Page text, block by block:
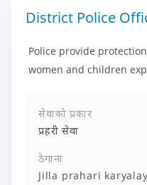
District Police
Police provide
women and children
सेवाको प्रकार
प्रहरी सेवा
ठेगाना
Jilla prahari